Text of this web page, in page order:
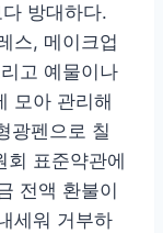
방대하다.
스, 메이크업
고 예물이나
모아 관리해
광펜으로 칠
회 표준약관에
전액 환불이
세워 거부하